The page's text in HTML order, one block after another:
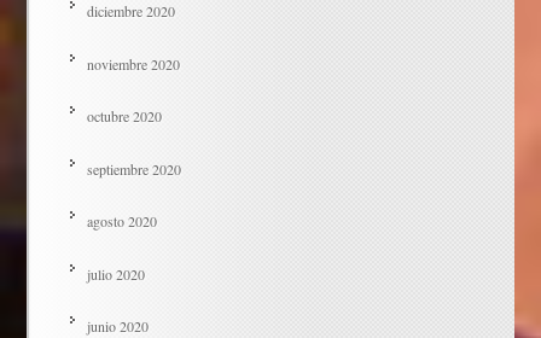
diciembre 2020
noviembre 2020
octubre 2020
septiembre 2020
agosto 2020
julio 2020
junio 2020